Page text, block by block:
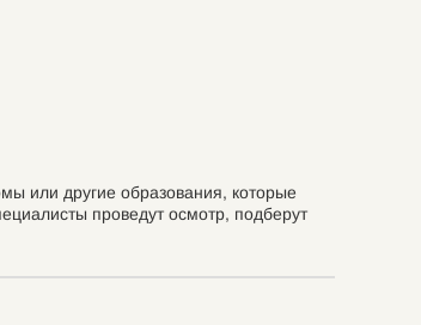
или другие образования, которые
проведут осмотр, подберут